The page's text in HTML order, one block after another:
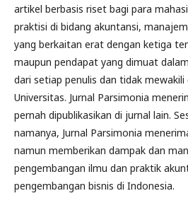
artikel berbasis riset bagi para
praktisi di bidang akuntansi,
yang berkaitan erat dengan ketiga
maupun pendapat yang dimuat
dari setiap penulis dan tidak
Universitas. Jurnal Parsimonia
pernah dipublikasikan di jurnal lain.
namanya, Jurnal Parsimonia
namun memberikan dampak dan
pengembangan ilmu dan praktik
pengembangan bisnis di Indonesia.